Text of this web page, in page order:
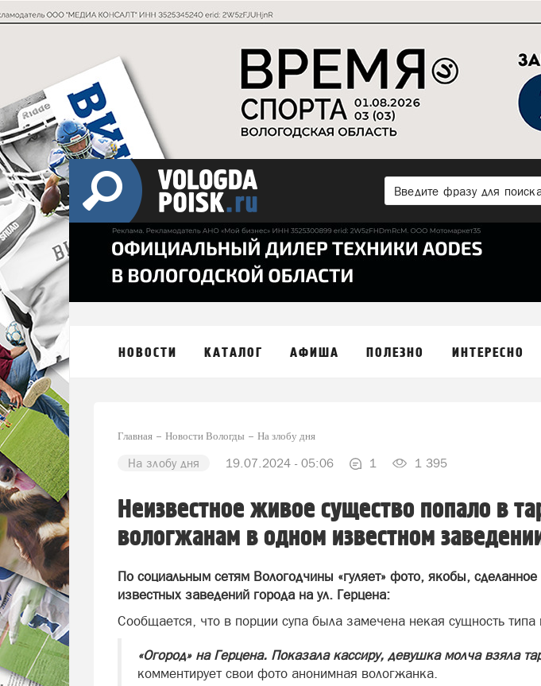
НОВОСТИ КАТАЛОГ АФИША ПОЛЕЗНО ИНТЕРЕСНО
Главная Новости Вологды На злобу дня
На злобу дня 19.07.2024 - 05:06 1 1 395
Неизвестное живое существо попало в
вологжанам в одном известном
По социальным сетям Вологодчины «гуляет» фото, якобы,
известных заведений города на ул. Герцена:
Сообщается, что в порции супа была замечена некая сущность типа
«Огород» на Герцена. Показала кассиру, девушка молча взяла
комментирует свои фото анонимная вологжанка.